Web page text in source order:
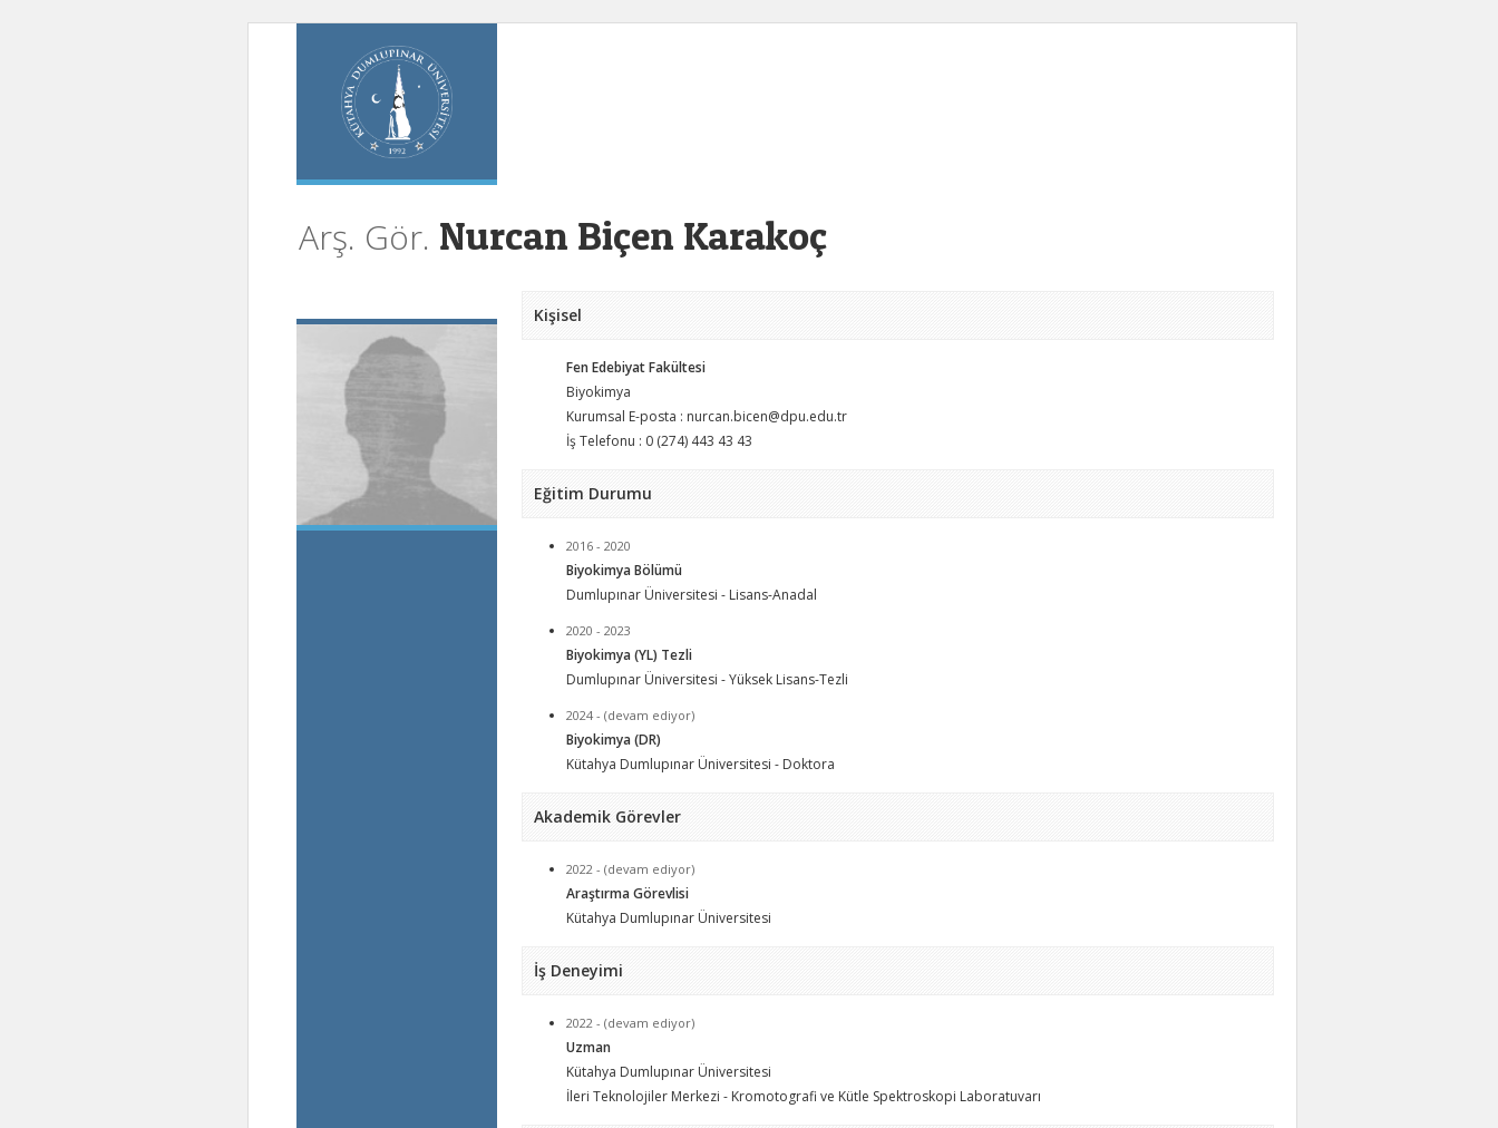
Arş. Gör. Nurcan Biçen Karakoç
Kişisel
Fen Edebiyat Fakültesi
Biyokimya
Kurumsal E-posta : nurcan.bicen@dpu.edu.tr
İş Telefonu : 0 (274) 443 43 43
Eğitim Durumu
2016 - 2020
Biyokimya Bölümü
Dumlupınar Üniversitesi - Lisans-Anadal
2020 - 2023
Biyokimya (YL) Tezli
Dumlupınar Üniversitesi - Yüksek Lisans-Tezli
2024 - (devam ediyor)
Biyokimya (DR)
Kütahya Dumlupınar Üniversitesi - Doktora
Akademik Görevler
2022 - (devam ediyor)
Araştırma Görevlisi
Kütahya Dumlupınar Üniversitesi
İş Deneyimi
2022 - (devam ediyor)
Uzman
Kütahya Dumlupınar Üniversitesi
İleri Teknolojiler Merkezi - Kromotografi ve Kütle Spektroskopi Laboratuvarı